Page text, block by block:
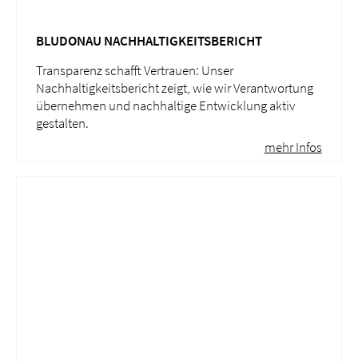
BLUDONAU NACHHALTIGKEITSBERICHT
Transparenz schafft Vertrauen: Unser
Nachhaltigkeitsbericht zeigt, wie wir Verantwortung
übernehmen und nachhaltige Entwicklung aktiv
gestalten.
mehr Infos